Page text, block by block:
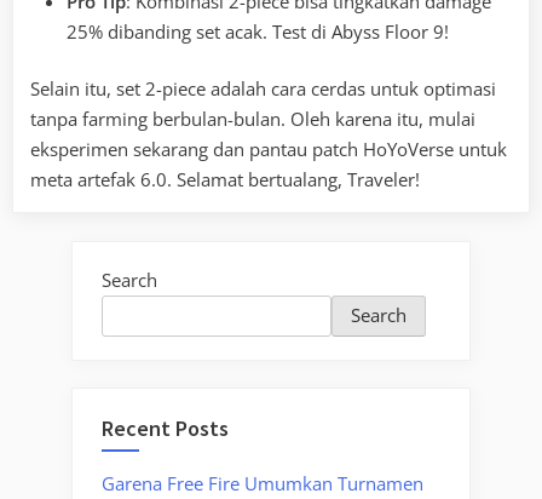
25% dibanding set acak. Test di Abyss Floor 9!
Selain itu, set 2-piece adalah cara cerdas untuk optimasi
tanpa farming berbulan-bulan. Oleh karena itu, mulai
eksperimen sekarang dan pantau patch HoYoVerse untuk
meta artefak 6.0. Selamat bertualang, Traveler!
Search
Search
Recent Posts
Garena Free Fire Umumkan Turnamen